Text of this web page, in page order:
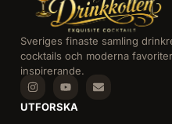
Sveriges finaste samling
cocktails och moderna
inspirerande.
UTFORSKA